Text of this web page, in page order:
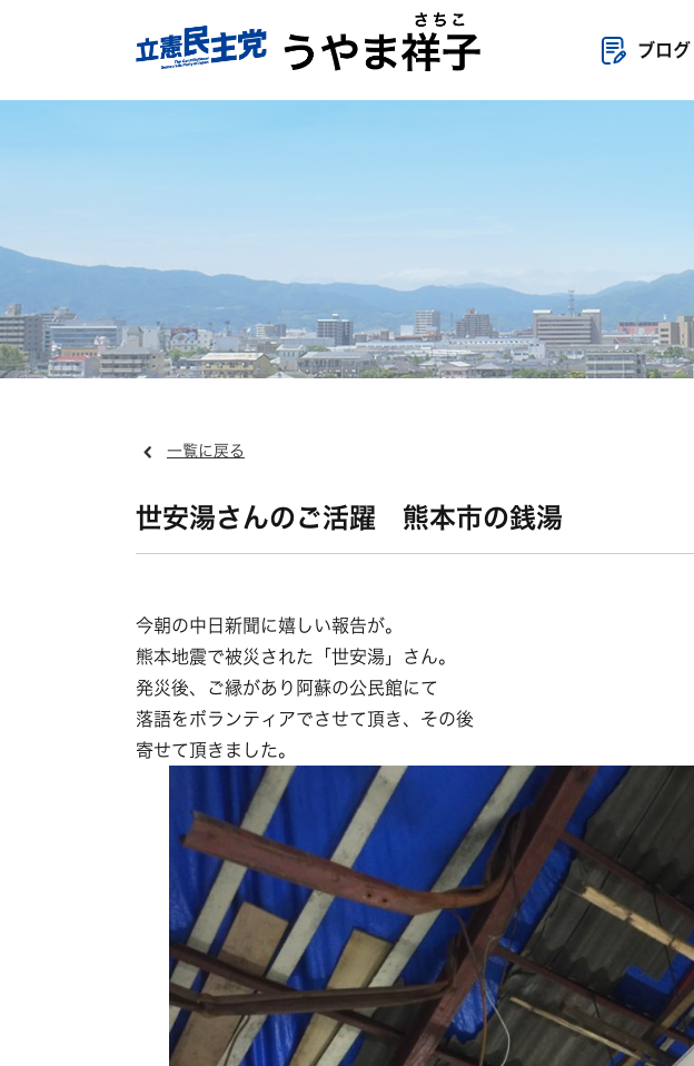
ブログ
一覧に戻る
世安湯さんのご活躍 熊本市の銭湯
今朝の中日新聞に嬉しい報告が。
熊本地震で被災された「世安湯」さん。
発災後、ご縁があり阿蘇の公民館にて
落語をボランティアでさせて頂き、その後
寄せて頂きました。